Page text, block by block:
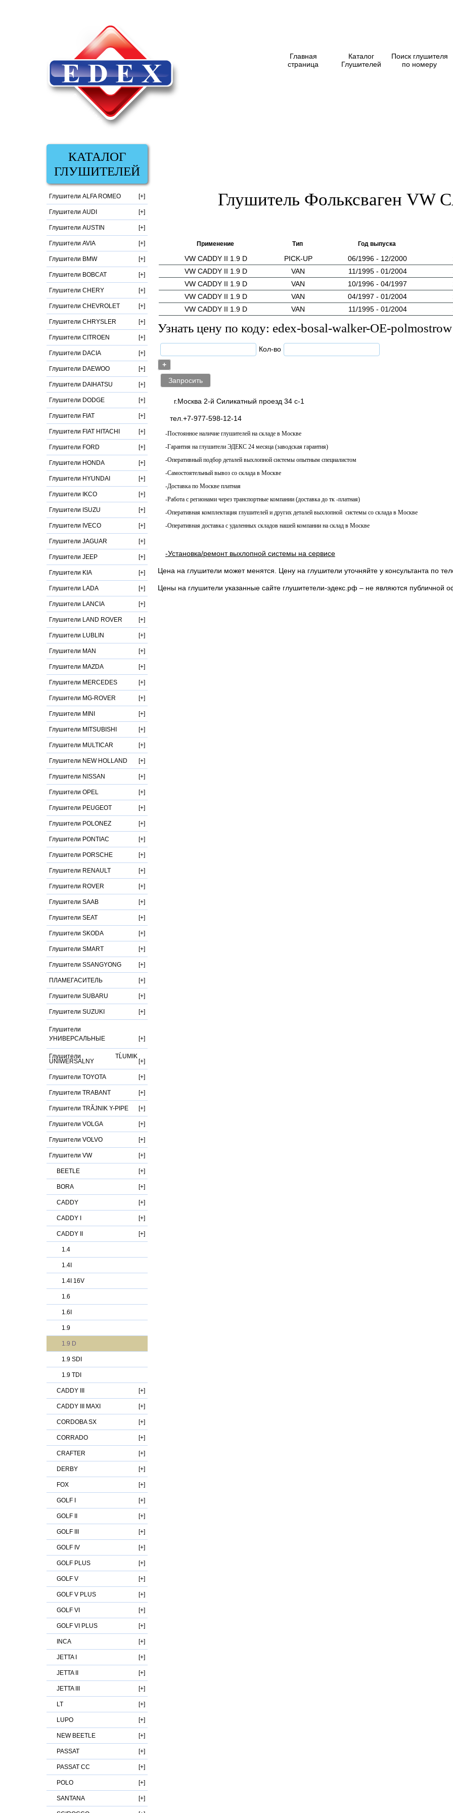
Главная
страница
Каталог
Глушителей
Поиск глушителя
по номеру
Глушитель Фольксваген VW
Применение Тип Год выпуска
VW CADDY II 1.9 D PICK-UP 06/1996 - 12/2000
VW CADDY II 1.9 D
VAN 11/1995 - 01/2004
VW CADDY II 1.9 D
VAN 10/1996 - 04/1997
VW CADDY II 1.9 D
VAN 04/1997 - 01/2004
VW CADDY II 1.9 D
VAN 11/1995 - 01/2004
Узнать цену по коду: edex-bosal-walker-OE-polmostrow
Кол-во
+
г.Москва 2-й Силикатный проезд 34 с-1
тел.+7-977-598-12-14
-Постоянное наличие глушителей на складе в Москве
-Гарантия на глушители ЭДЕКС 24 месяца (заводская гарантия)
-Оперативный подбор деталей выхлопной системы опытным специалистом
-Самостоятельный вывоз со склада в Москве
-Доставка по Москве платная
-Работа с регионами через транспортные компании (доставка до тк -платная)
-Оперативная комплектация глушителей и других деталей выхлопной системы со склада в Москве
-Оперативная доставка с удаленных складов нашей компании на склад в Москве
-Установка/ремонт выхлопной системы на сервисе
Цена на глушители может менятся. Цену на глушители уточняйте у консультанта по
Цены на глушители указанные сайте глушитетели-эдекс.рф – не являются публичной
КАТАЛОГ
ГЛУШИТЕЛЕЙ
Глушители ALFA ROMEO
Глушители AUDI
Глушители AUSTIN
Глушители AVIA
Глушители BMW
Глушители BOBCAT
Глушители CHERY
Глушители CHEVROLET
Глушители CHRYSLER
Глушители CITROEN
Глушители DACIA
Глушители DAEWOO
Глушители DAIHATSU
Глушители DODGE
Глушители FIAT
Глушители FIAT HITACHI
Глушители FORD
Глушители HONDA
Глушители HYUNDAI
Глушители IKCO
Глушители ISUZU
Глушители IVECO
Глушители JAGUAR
Глушители JEEP
Глушители KIA
Глушители LADA
Глушители LANCIA
Глушители LAND ROVER
Глушители LUBLIN
Глушители MAN
Глушители MAZDA
Глушители MERCEDES
Глушители MG-ROVER
Глушители MINI
Глушители MITSUBISHI
Глушители MULTICAR
Глушители NEW HOLLAND
Глушители NISSAN
Глушители OPEL
Глушители PEUGEOT
Глушители POLONEZ
Глушители PONTIAC
Глушители PORSCHE
Глушители RENAULT
Глушители ROVER
Глушители SAAB
Глушители SEAT
Глушители SKODA
Глушители SMART
Глушители SSANGYONG
ПЛАМЕГАСИТЕЛЬ
Глушители SUBARU
Глушители SUZUKI
Глушители
УНИВЕРСАЛЬНЫЕ
Глушители TĹUMIK
UNIWERSALNY
Глушители TOYOTA
Глушители TRABANT
Глушители TRĂJNIK Y-PIPE
Глушители VOLGA
Глушители VOLVO
Глушители VW
BEETLE
BORA
CADDY
CADDY I
CADDY II
1.4
1.4I
1.4I 16V
1.6
1.6I
1.9
1.9 D
1.9 SDI
1.9 TDI
CADDY III
CADDY III MAXI
CORDOBA SX
CORRADO
CRAFTER
DERBY
FOX
GOLF I
GOLF II
GOLF III
GOLF IV
GOLF PLUS
GOLF V
GOLF V PLUS
GOLF VI
GOLF VI PLUS
INCA
JETTA I
JETTA II
JETTA III
LT
LUPO
NEW BEETLE
PASSAT
PASSAT CC
POLO
SANTANA